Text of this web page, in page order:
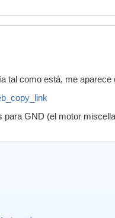
tal como está, me
GND (el motor